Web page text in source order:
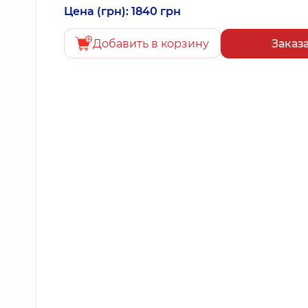
Цена (грн): 1840 грн
Добавить в корзину